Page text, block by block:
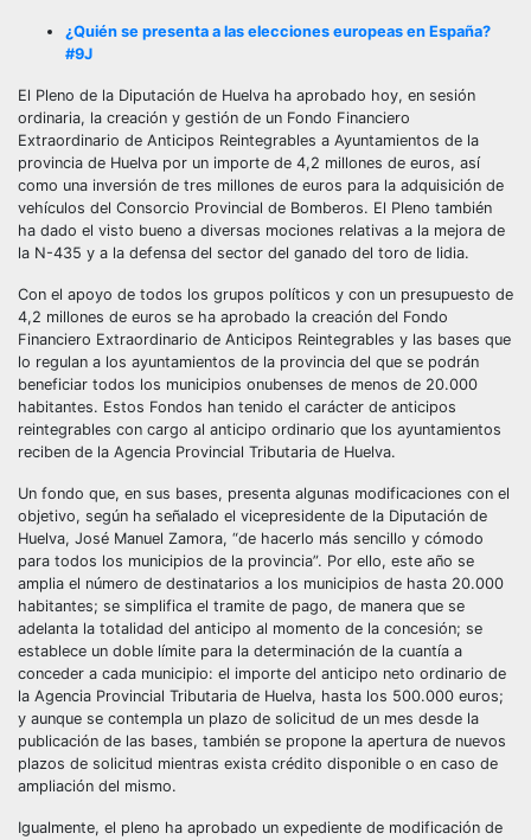
¿Quién se presenta a las elecciones europeas en España?
#9J
El Pleno de la Diputación de Huelva ha aprobado hoy, en sesión
ordinaria, la creación y gestión de un Fondo Financiero
Extraordinario de Anticipos Reintegrables a Ayuntamientos de la
provincia de Huelva por un importe de 4,2 millones de euros, así
como una inversión de tres millones de euros para la adquisición de
vehículos del Consorcio Provincial de Bomberos. El Pleno también
ha dado el visto bueno a diversas mociones relativas a la mejora de
la N-435 y a la defensa del sector del ganado del toro de lidia.
Con el apoyo de todos los grupos políticos y con un presupuesto de
4,2 millones de euros se ha aprobado la creación del Fondo
Financiero Extraordinario de Anticipos Reintegrables y las bases que
lo regulan a los ayuntamientos de la provincia del que se podrán
beneficiar todos los municipios onubenses de menos de 20.000
habitantes. Estos Fondos han tenido el carácter de anticipos
reintegrables con cargo al anticipo ordinario que los ayuntamientos
reciben de la Agencia Provincial Tributaria de Huelva.
Un fondo que, en sus bases, presenta algunas modificaciones con el
objetivo, según ha señalado el vicepresidente de la Diputación de
Huelva, José Manuel Zamora, “de hacerlo más sencillo y cómodo
para todos los municipios de la provincia”. Por ello, este año se
amplia el número de destinatarios a los municipios de hasta 20.000
habitantes; se simplifica el tramite de pago, de manera que se
adelanta la totalidad del anticipo al momento de la concesión; se
establece un doble límite para la determinación de la cuantía a
conceder a cada municipio: el importe del anticipo neto ordinario de
la Agencia Provincial Tributaria de Huelva, hasta los 500.000 euros;
y aunque se contempla un plazo de solicitud de un mes desde la
publicación de las bases, también se propone la apertura de nuevos
plazos de solicitud mientras exista crédito disponible o en caso de
ampliación del mismo.
Igualmente, el pleno ha aprobado un expediente de modificación de